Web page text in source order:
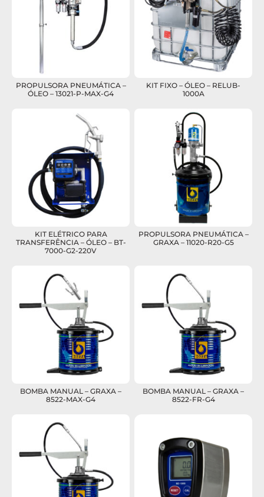
PROPULSORA PNEUMÁTICA –
ÓLEO – 13021-P-MAX-G4
KIT FIXO – ÓLEO – RELUB-
1000A
KIT ELÉTRICO PARA
TRANSFERÊNCIA – ÓLEO – BT-
7000-G2-220V
PROPULSORA PNEUMÁTICA –
GRAXA – 11020-R20-G5
BOMBA MANUAL – GRAXA –
8522-MAX-G4
BOMBA MANUAL – GRAXA –
8522-FR-G4